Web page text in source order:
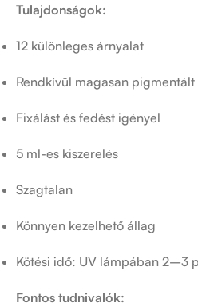
Tulajdonságok:
12 különleges árnyalat
Rendkívül magasan
Fixálást és fedést igényel
5 ml-es kiszerelés
Szagtalan
Könnyen kezelhető állag
Kötési idő: UV lámpában 2–3
Fontos tudnivalók: